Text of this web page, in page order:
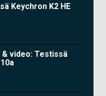
Keychron K2 HE
video: Testissä